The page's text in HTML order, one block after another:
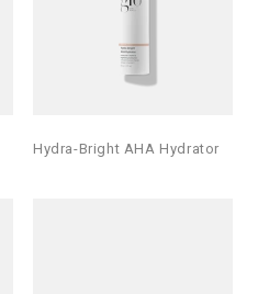
Hydra-Bright AHA Hydrator